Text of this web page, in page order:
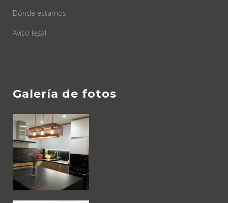
Dónde estamos
Aviso legal
Galería de fotos